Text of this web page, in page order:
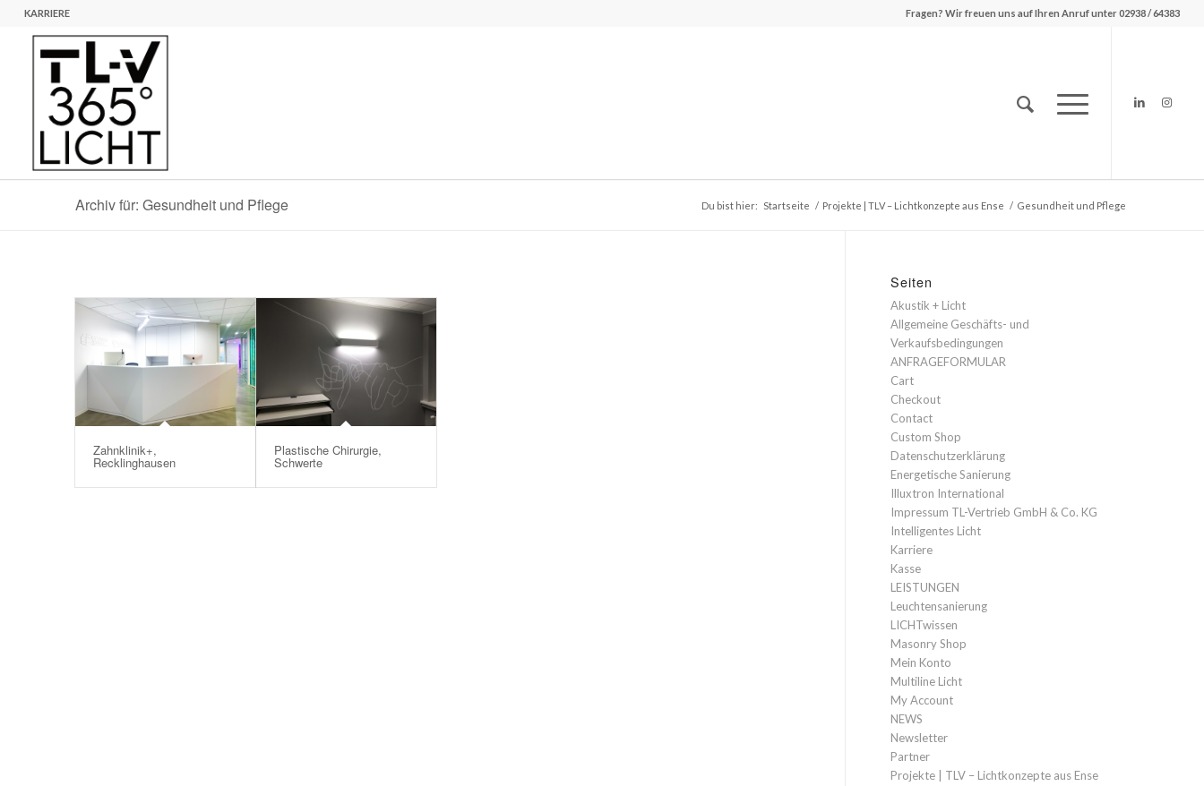
KARRIERE Fragen? Wir freuen uns auf Ihren Anruf unter 02938 / 64383
Archiv für: Gesundheit und Pflege Du bist hier: Startseite / Projekte | TLV – Lichtkonzepte aus Ense / Gesundheit und Pflege
Zahnklinik+,
Recklinghausen
Plastische Chirurgie,
Schwerte
Seiten
Akustik + Licht
Allgemeine Geschäfts- und
Verkaufsbedingungen
ANFRAGEFORMULAR
Cart
Checkout
Contact
Custom Shop
Datenschutzerklärung
Energetische Sanierung
Illuxtron International
Impressum TL-Vertrieb GmbH & Co. KG
Intelligentes Licht
Karriere
Kasse
LEISTUNGEN
Leuchtensanierung
LICHTwissen
Masonry Shop
Mein Konto
Multiline Licht
My Account
NEWS
Newsletter
Partner
Projekte | TLV – Lichtkonzepte aus Ense